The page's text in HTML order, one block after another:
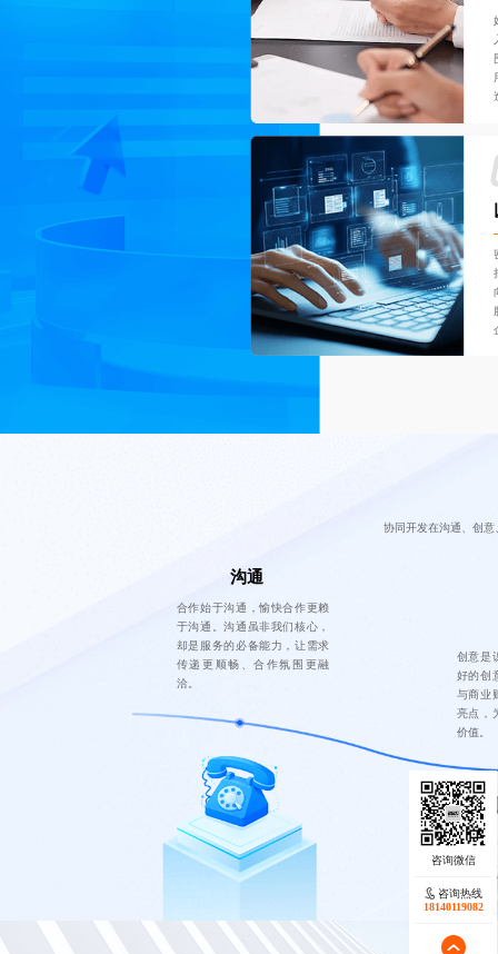
协同开发在沟通、创
沟通
合作始于沟通，愉快合作更赖
于沟通。沟通虽非我们核心，
却是服务的必备能力，让需求
传递更顺畅、合作氛围更融
洽。
创意是
好的创
与商业
亮点，
价值。
咨询热线
18140119082